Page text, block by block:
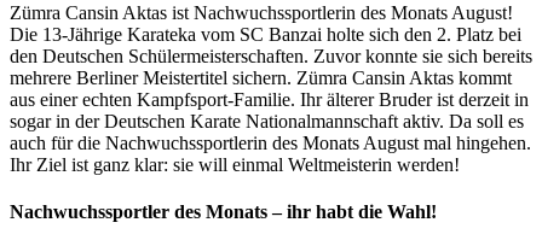
Zümra Cansin Aktas ist Nachwuchssportlerin des Monats August!
Die 13-Jährige Karateka vom SC Banzai holte sich den 2. Platz bei
den Deutschen Schülermeisterschaften. Zuvor konnte sie sich bereits
mehrere Berliner Meistertitel sichern. Zümra Cansin Aktas kommt
aus einer echten Kampfsport-Familie. Ihr älterer Bruder ist derzeit in
sogar in der Deutschen Karate Nationalmannschaft aktiv. Da soll es
auch für die Nachwuchssportlerin des Monats August mal hingehen.
Ihr Ziel ist ganz klar: sie will einmal Weltmeisterin werden!
Nachwuchssportler des Monats – ihr habt die Wahl!